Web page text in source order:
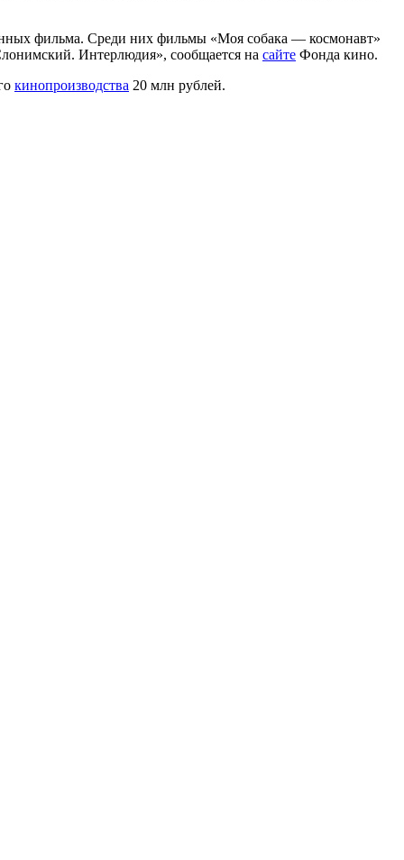
фильма. Среди них фильмы «Моя собака — космонавт»
Интерлюдия», сообщается на сайте Фонда кино.
кинопроизводства 20 млн рублей.